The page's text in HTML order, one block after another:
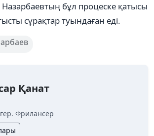
бұл процеске қатысы
сұрақтар туындаған еді.
Қанат
Фрилансер